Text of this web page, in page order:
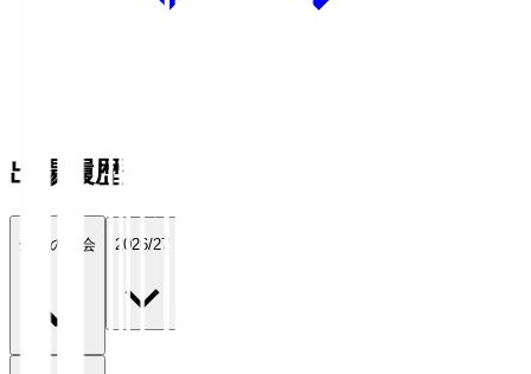
出場履歴
全ての大会 2026/27